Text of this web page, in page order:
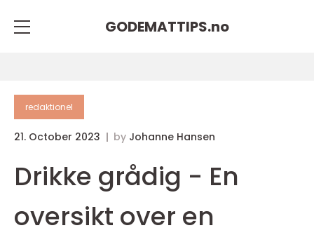
GODEMATTIPS.no
redaktionel
21. October 2023 by Johanne Hansen
Drikke grådig - En
oversikt over en